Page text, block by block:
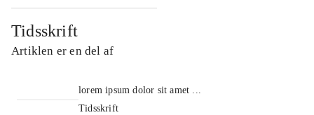
Tidsskrift
Artiklen er en del af
lorem ipsum dolor sit amet ...
Tidsskrift